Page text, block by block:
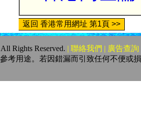
返回 香港常用網址 第1頁 >>
Rights Reserved. | 聯絡我們 | 廣告查詢
考用途。若因錯漏而引致任何不便或